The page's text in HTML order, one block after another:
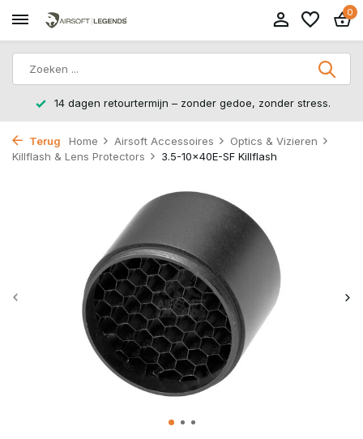
0
14 dagen retourtermijn – zonder gedoe, zonder stress.
Terug Home Airsoft Accessoires
Optics & Vizieren
Killflash & Lens Protectors
3.5-10x40E-SF Killflash